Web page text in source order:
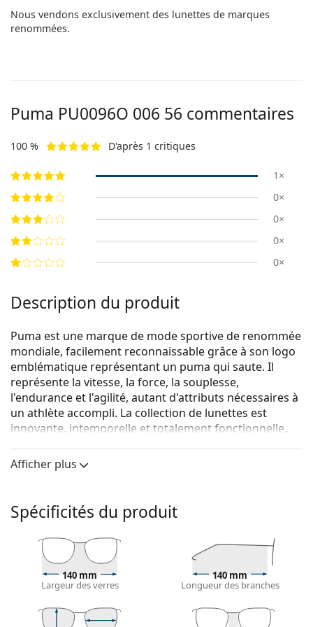
Nous vendons exclusivement des lunettes de marques
renommées.
Puma PU0096O 006 56 commentaires
100 % D'après 1 critiques
1×
0×
0×
0×
0×
Description du produit
Puma est une marque de mode sportive de renommée
mondiale, facilement reconnaissable grâce à son logo
emblématique représentant un puma qui saute. Il
représente la vitesse, la force, la souplesse,
l'endurance et l'agilité, autant d'attributs nécessaires à
un athlète accompli. La collection de lunettes est
innovante, intemporelle et totalement fonctionnelle.
Puma PU0096O 006 56sont des lunettes pour
hommes.
la fonction d'essai virtuel de Lentiamo.
La couleur noire de la monture s'accorde
parfaitement avec tous les teints et des cheveux
blonds clairs, châtains clairs ou noirs.
pour les personnes ayant une forme de visage ovale
Afficher plus
Spécificités du produit
140 mm
Largeur des verres
140 mm
Longueur des branches